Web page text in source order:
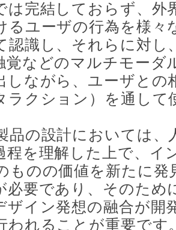
は完結しておらず、外
るユーザの行為を様々
認識し、それらに対し
覚などのマルチモーダ
しながら、ユーザとの
ラクション）を通して
品の設計においては、
程を理解した上で、イ
ものの価値を新たに発
必要であり、そのため
ザイン発想の融合が開
われることが重要です